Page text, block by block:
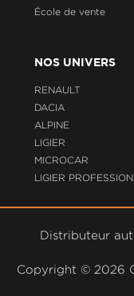
École de vente
NOS UNIVERS
RENAULT
DACIA
ALPINE
LIGIER
MICROCAR
LIGIER
Distributeur
Copyright © 2026